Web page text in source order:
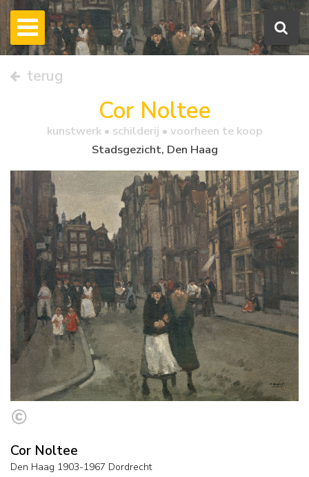
terug
Cor Noltee
kunstwerk • schilderij • voorheen te koop
Stadsgezicht, Den Haag
Cor Noltee
Den Haag 1903-1967 Dordrecht